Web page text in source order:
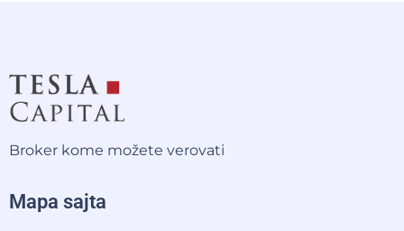
Broker kome možete verovati
Mapa sajta